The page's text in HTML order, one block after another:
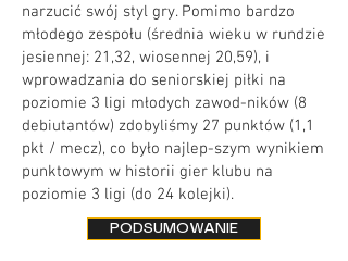
narzucić swój styl gry. Pomimo bardzo
młodego zespołu (średnia wieku w rundzie
jesiennej: 21,32, wiosennej 20,59), i
wprowadzania do seniorskiej piłki na
poziomie 3 ligi młodych zawod-ników (8
debiutantów) zdobyliśmy 27 punktów (1,1
pkt / mecz), co było najlep-szym wynikiem
punktowym w historii gier klubu na
poziomie 3 ligi (do 24 kolejki).
PODSUMOWANIE